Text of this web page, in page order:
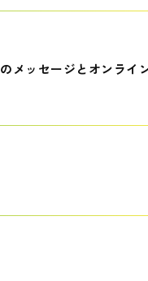
メッセージとオンライ